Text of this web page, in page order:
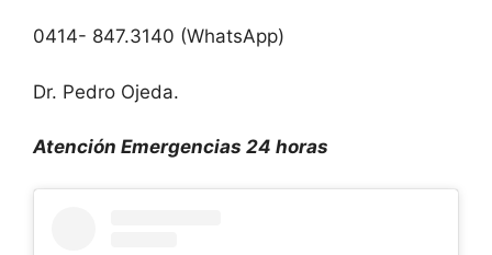
0414- 847.3140 (WhatsApp)
Dr. Pedro Ojeda.
Atención Emergencias 24 horas